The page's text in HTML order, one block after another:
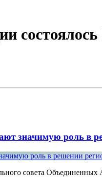
состоялось
значимую роль в
совета